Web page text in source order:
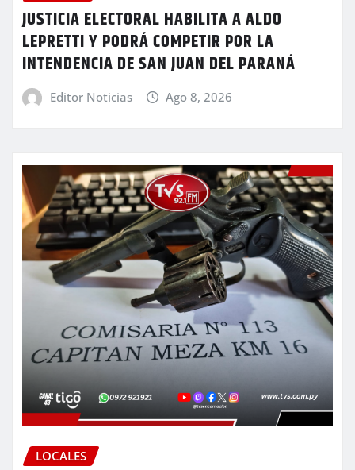
JUSTICIA ELECTORAL HABILITA A ALDO
LEPRETTI Y PODRÁ COMPETIR POR LA
INTENDENCIA DE SAN JUAN DEL PARANÁ
Editor Noticias Ago 8, 2026
LOCALES